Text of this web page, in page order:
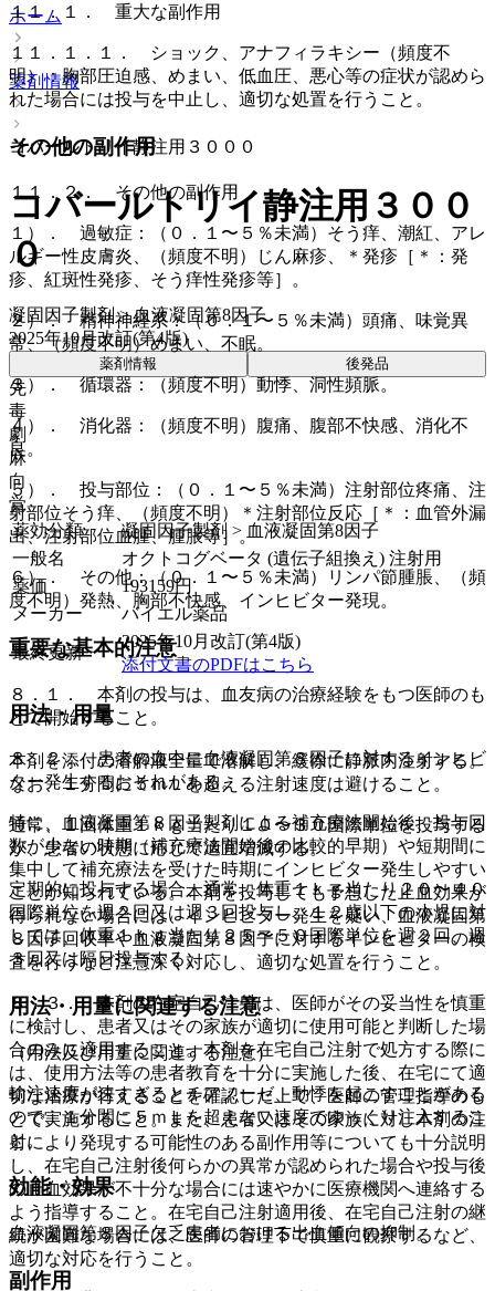
１１．１． 重大な副作用
１１．１．１． ショック、アナフィラキシー（頻度不
明）：胸部圧迫感、めまい、低血圧、悪心等の症状が認めら
れた場合には投与を中止し、適切な処置を行うこと。
その他の副作用
１１．２． その他の副作用
１）． 過敏症：（０．１〜５％未満）そう痒、潮紅、アレ
ルギー性皮膚炎、（頻度不明）じん麻疹、＊発疹［＊：発
疹、紅斑性発疹、そう痒性発疹等］。
２）． 精神神経系：（０．１〜５％未満）頭痛、味覚異
常、（頻度不明）めまい、不眠。
３）． 循環器：（頻度不明）動悸、洞性頻脈。
４）． 消化器：（頻度不明）腹痛、腹部不快感、消化不
良。
５）． 投与部位：（０．１〜５％未満）注射部位疼痛、注
射部位そう痒、（頻度不明）＊注射部位反応［＊：血管外漏
出、注射部位血腫、腫脹等］。
６）． その他：（０．１〜５％未満）リンパ節腫脹、（頻
度不明）発熱、胸部不快感、インヒビター発現。
重要な基本的注意
８．１． 本剤の投与は、血友病の治療経験をもつ医師のも
とで開始すること。
８．２． 患者の血中に血液凝固第８因子に対するインヒビ
ター発生するおそれがある。
特に、血液凝固第８因子製剤による補充療法開始後、投与回
数が少ない時期（補充療法開始後の比較的早期）や短期間に
集中して補充療法を受けた時期にインヒビター発生しやすい
ことが知られている。本剤を投与しても予想した止血効果が
得られない場合には、インヒビター発生を疑い、血液凝固第
８因子回収率や血液凝固第８因子に対するインヒビターの検
査を行うなど注意深く対応し、適切な処置を行うこと。
８．３． 本剤の在宅自己注射は、医師がその妥当性を慎重
に検討し、患者又はその家族が適切に使用可能と判断した場
合のみに適用すること。本剤を在宅自己注射で処方する際に
は、使用方法等の患者教育を十分に実施した後、在宅にて適
切な治療が行えることを確認した上で、医師の管理指導のも
とで実施すること。また、患者又はその家族に対し本剤の注
射により発現する可能性のある副作用等についても十分説明
し、在宅自己注射後何らかの異常が認められた場合や投与後
の止血効果が不十分な場合には速やかに医療機関へ連絡する
よう指導すること。在宅自己注射適用後、在宅自己注射の継
続が困難な場合には、医師の管理下で慎重に観察するなど、
適切な対応を行うこと。
ホーム
薬剤情報
コバールトリイ静注用３０００
コバールトリイ静注用３００
０
凝固因子製剤 > 血液凝固第8因子
2025年10月改訂(第4版)
薬剤情報 後発品
先
毒
劇
麻
向
覚
薬効分類
凝固因子製剤 > 血液凝固第8因子
一般名
オクトコグベータ (遺伝子組換え) 注射用
薬価
193159円
メーカー
バイエル薬品
最終更新
2025年10月改訂(第4版)
添付文書のPDFはこちら
用法・用量
本剤を添付の溶解液全量で溶解し、緩徐に静脈内注射する。
なお、１分間に５ｍＬを超える注射速度は避けること。
通常、１回体重１ｋｇ当たり１０〜３０国際単位を投与する
が、患者の状態に応じて適宜増減する。
定期的に投与する場合、通常、体重１ｋｇ当たり２０〜４０
国際単位を週２回又は週３回投与し、１２歳以下の小児に対
しては、体重１ｋｇ当たり２５〜５０国際単位を週２回、週
３回又は隔日投与する。
用法・用量に関連する注意
（用法及び用量に関連する注意）
輸注速度が速すぎるとチアノーゼ、動悸を起こすことがある
ので、１分間に５ｍＬを超えない速度でゆっくり注入するこ
と。
効能・効果
血液凝固第８因子欠乏患者における出血傾向の抑制。
副作用